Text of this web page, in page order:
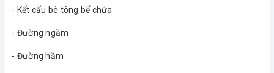
- Kết cấu bê tông bể chứa
- Đường ngầm
- Đường hầm